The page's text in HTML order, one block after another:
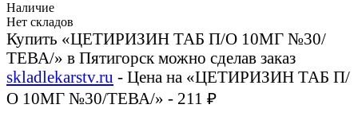
Наличие
Нет складов
Купить «ЦЕТИРИЗИН ТАБ П/О 10МГ №30/
ТЕВА/» в Пятигорск можно сделав заказ
skladlekarstv.ru - Цена на «ЦЕТИРИЗИН ТАБ П/
О 10МГ №30/ТЕВА/» - 211 ₽